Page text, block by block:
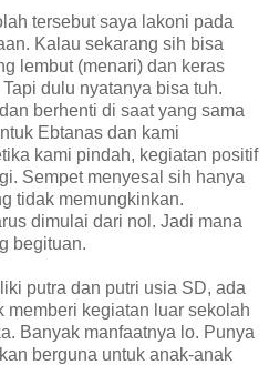
tersebut saya lakoni pada
Kalau sekarang sih bisa
lembut (menari) dan keras
dulu nyatanya bisa tuh.
berhenti di saat yang sama
Ebtanas dan kami
kami pindah, kegiatan positif
Sempet menyesal sih hanya
tidak memungkinkan.
dimulai dari nol. Jadi mana
begituan.
putra dan putri usia SD, ada
memberi kegiatan luar sekolah
Banyak manfaatnya lo. Punya
berguna untuk anak-anak